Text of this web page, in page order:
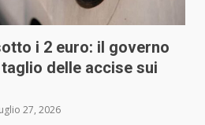
i 2 euro: il governo
delle accise sui
27, 2026